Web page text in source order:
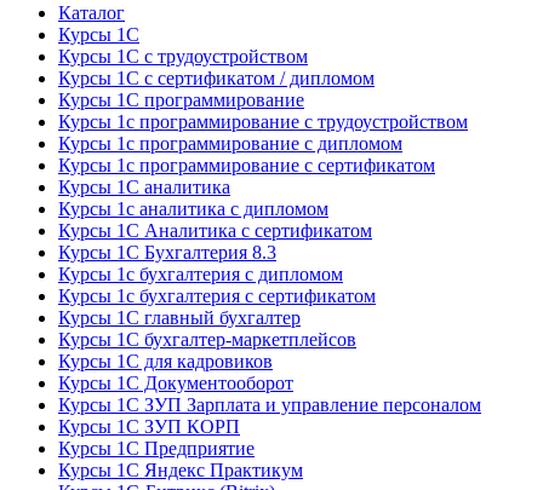
Каталог
Курсы 1С
Курсы 1С с трудоустройством
Курсы 1С с сертификатом / дипломом
Курсы 1С программирование
Курсы 1с программирование с трудоустройством
Курсы 1с программирование с дипломом
Курсы 1с программирование с сертификатом
Курсы 1С аналитика
Курсы 1с аналитика с дипломом
Курсы 1С Аналитика с сертификатом
Курсы 1С Бухгалтерия 8.3
Курсы 1с бухгалтерия с дипломом
Курсы 1с бухгалтерия с сертификатом
Курсы 1С главный бухгалтер
Курсы 1С бухгалтер-маркетплейсов
Курсы 1С для кадровиков
Курсы 1С Документооборот
Курсы 1С ЗУП Зарплата и управление персоналом
Курсы 1С ЗУП КОРП
Курсы 1С Предприятие
Курсы 1С Яндекс Практикум